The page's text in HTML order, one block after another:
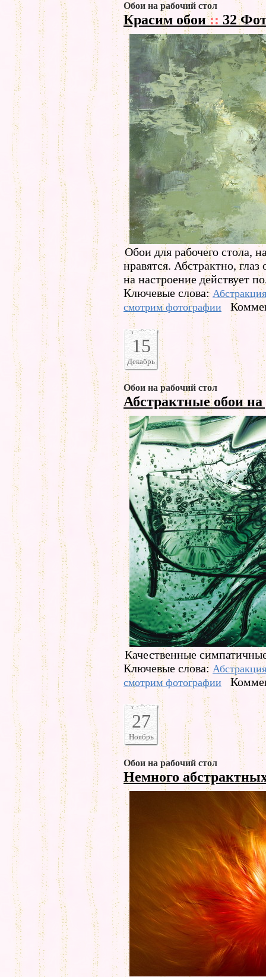
Обои на рабочий стол
Красим обои:: 32
Обои для рабочего стола,
нравятся. Абстрактно,
на настроение действует
Ключевые слова: Абстракция
смотрим фотографии
15
Декабрь
Обои на рабочий стол
Абстрактные обои
Качественные
Ключевые слова: Абстракция
смотрим фотографии
27
Ноябрь
Обои на рабочий стол
Немного